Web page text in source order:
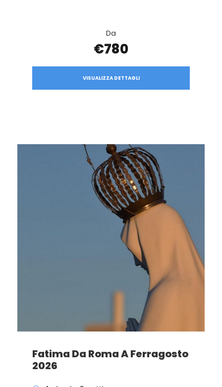
Da
€780
VISUALIZZA DETTAGLI
Fatima Da Roma A Ferragosto
2026